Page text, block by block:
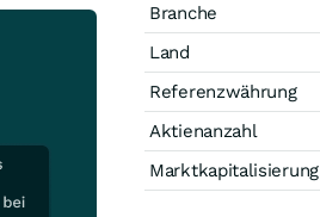
Branche
Land
Referenzwährung
Aktienanzahl
Marktkapitalisierung